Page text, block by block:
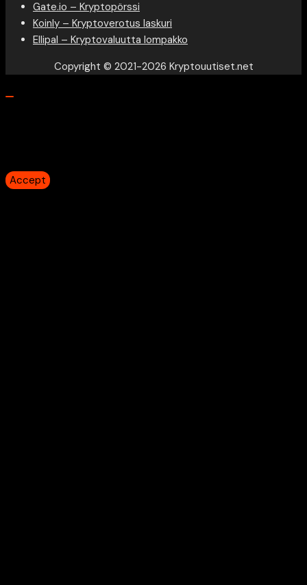
Gate.io – Kryptopörssi
Koinly – Kryptoverotus laskuri
Ellipal – Kryptovaluutta lompakko
Copyright © 2021-2026 Kryptouutiset.net
Accept